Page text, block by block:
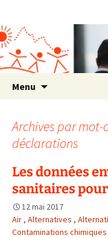
Rhône Alpes
Un environnement sain
la santé de tous
Menu
Archives par mot-
déclarations
Les données
sanitaires
12 mai 2017
Air , Alternatives ,
Contaminations